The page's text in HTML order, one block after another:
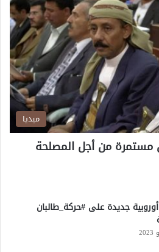
ميديا
مستمرة من أجل المصلحة
جديدة على #حركة_طالبان